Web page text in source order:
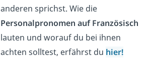
anderen sprichst. Wie die
Personalpronomen auf Französisch
lauten und worauf du bei ihnen
achten solltest, erfährst du hier!